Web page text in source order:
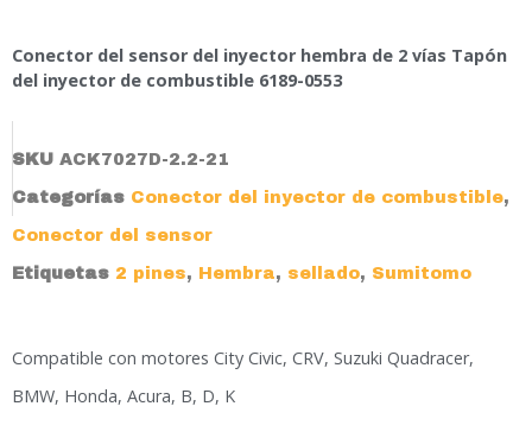
Conector del sensor del inyector hembra de 2 vías Tapón
del inyector de combustible 6189-0553
SKU ACK7027D-2.2-21
Categorías Conector del inyector de combustible,
Conector del sensor
Etiquetas 2 pines, Hembra, sellado, Sumitomo
Compatible con motores City Civic, CRV, Suzuki Quadracer,
BMW, Honda, Acura, B, D, K